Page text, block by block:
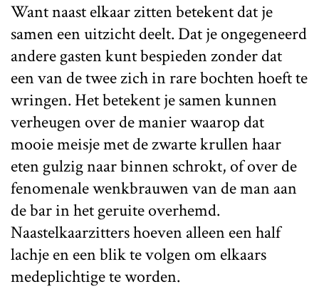
Want naast elkaar zitten betekent dat je
samen een uitzicht deelt. Dat je ongegeneerd
andere gasten kunt bespieden zonder dat
een van de twee zich in rare bochten hoeft te
wringen. Het betekent je samen kunnen
verheugen over de manier waarop dat
mooie meisje met de zwarte krullen haar
eten gulzig naar binnen schrokt, of over de
fenomenale wenkbrauwen van de man aan
de bar in het geruite overhemd.
Naastelkaarzitters hoeven alleen een half
lachje en een blik te volgen om elkaars
medeplichtige te worden.